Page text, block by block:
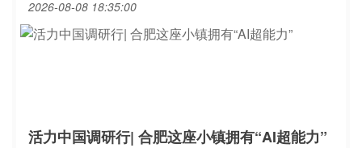
2026-08-08 18:35:00
活力中国调研行| 合肥这座小镇拥有“AI超能力”